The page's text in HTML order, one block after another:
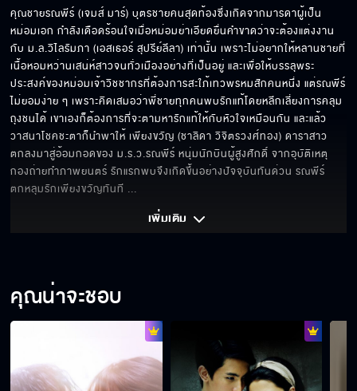
คุณชายรณพีร์ (เจมส์ มาร์) บุตรชายคนสุดท้องซึ่งเกิดจากมารดาผู้เป็น
หม่อมเอก กำลังเดือดร้อนใจเมื่อหม่อมย่าเอียดยื่นคำขาดว่าจะต้องแต่งงาน
กับ ม.ล.วิไลรัมภา (เอสเธอร์ สุปรีย์ลีลา) เท่านั้น เพราะไม่อยากให้หลานชายที่
เนื้อหอมหว่านเสน่ห์สาวจนทั่วเมืองอย่างที่เป็นอยู่ และเพื่อให้บรรลุพระ
ประสงค์ของหม่อมเจ้าวิชชากรที่ต้องการสะใภ้เทวพรหมสักคนหนึ่ง แต่รณพีร์
ไม่ยอมง่าย ๆ เพราะคิดเสมอว่าพี่ชายทุกคนพบรักแท้โดยหลีกเลี่ยงการคลุม
ถุงชนได้ เขาเองก็ต้องการที่จะตามหารักแท้ให้กับหัวใจเหมือนกัน และแล้ว
วาสนาโชคชะตาก็นำพาให้ เพียงขวัญ (ชาลิดา วิจิตรวงศ์ทอง) ดาราสาว
ตกลงมาสู่อ้อมกอดของ ม.ร.ว.รณพีร์ หนุ่มนักบินผู้สูงศักดิ์ จากอุบัติเหตุ
กองถ่ายทำภาพยนตร์ รักแรกพบจึงเกิดขึ้นอย่างปัจจุบันทันด่วน รณพีร์
ตกหลุมรักเพียงขวัญทันที ...
เพิ่มเติม
คุณน่าจะชอบ